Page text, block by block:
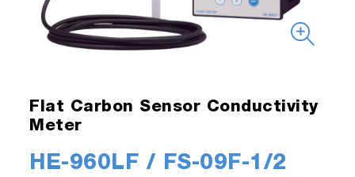
Flat Carbon Sensor Conductivity
Meter
HE-960LF / FS-09F-1/2